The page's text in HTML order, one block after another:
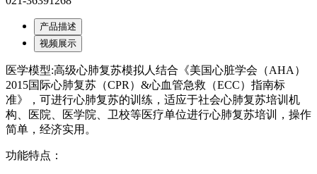
产品描述
视频展示
医学模型:高级心肺复苏模拟人结合《美国心脏学会（AHA）
2015国际心肺复苏（CPR）&心血管急救（ECC）指南标
准》，可进行心肺复苏的训练，适应于社会心肺复苏培训机
构、医院、医学院、卫校等医疗单位进行心肺复苏培训，操作
简单，经济实用。
功能特点：